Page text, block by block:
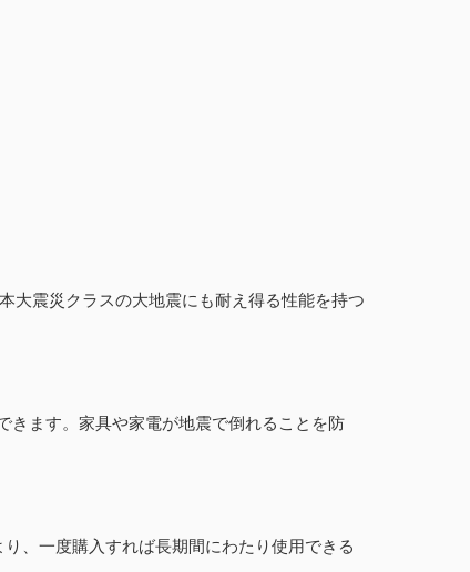
大震災クラスの大地震にも耐え得る性能を持つ
きます。家具や家電が地震で倒れることを防
、一度購入すれば長期間にわたり使用できる